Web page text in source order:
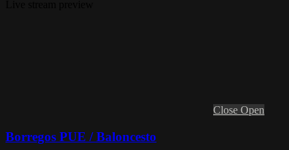
Close Open
Borregos PUE / Baloncesto